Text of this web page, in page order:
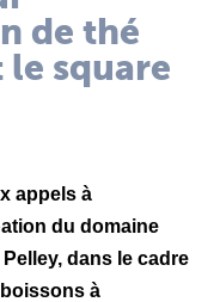
de thé
square
appels à
du domaine
dans le cadre
à